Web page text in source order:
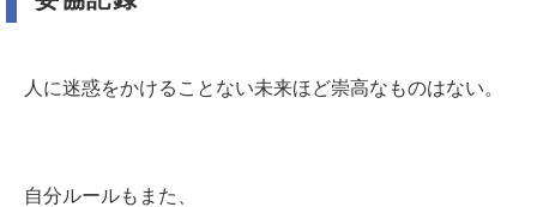
人に迷惑をかけることない未来ほど崇高なものはない。
自分ルールもまた、